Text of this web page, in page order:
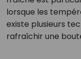
lorsque les
existe plusieurs
rafraîchir une